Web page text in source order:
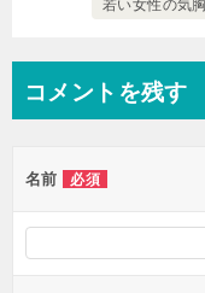
若い女性の気胸
コメントを残す
名前 必須